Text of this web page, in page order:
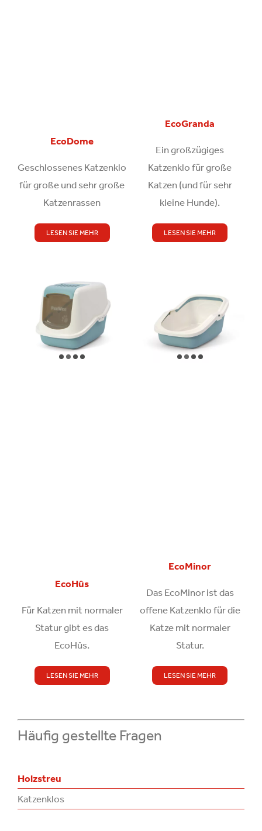
EcoDome
Geschlossenes Katzenklo
für große und sehr große
Katzenrassen
LESEN SIE MEHR
EcoGranda
Ein großzügiges
Katzenklo für große
Katzen (und für sehr
kleine Hunde).
LESEN SIE MEHR
EcoHûs
Für Katzen mit normaler
Statur gibt es das
EcoHûs.
LESEN SIE MEHR
EcoMinor
Das EcoMinor ist das
offene Katzenklo für die
Katze mit normaler
Statur.
LESEN SIE MEHR
Häufig gestellte Fragen
Holzstreu
Katzenklos